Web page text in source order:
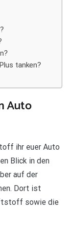
tanken?
Auto
ihr euer Auto
Blick in den
auf der
Dort ist
sowie die